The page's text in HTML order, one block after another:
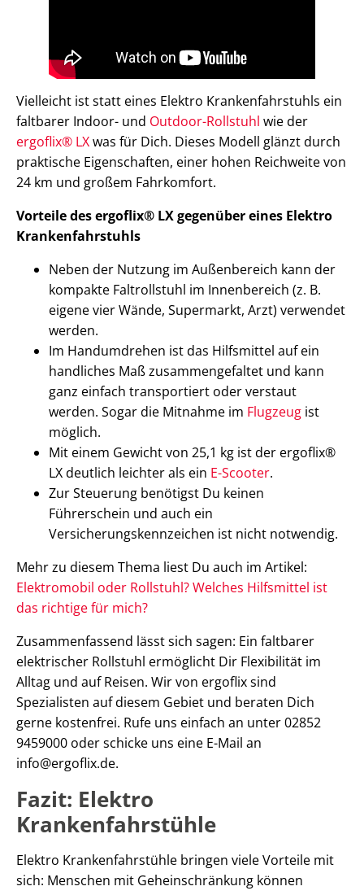
Vielleicht ist statt eines Elektro Krankenfahrstuhls ein
faltbarer Indoor- und Outdoor-Rollstuhl wie der
ergoflix® LXwas für Dich. Dieses Modell glänzt durch
praktische Eigenschaften, einer hohen Reichweite von
24 km und großem Fahrkomfort.
Vorteile des ergoflix® LX gegenüber eines Elektro
Krankenfahrstuhls
Neben der Nutzung im Außenbereich kann der
kompakte Faltrollstuhl im Innenbereich (z. B.
eigene vier Wände, Supermarkt, Arzt) verwendet
werden.
Im Handumdrehen ist das Hilfsmittel auf ein
handliches Maß zusammengefaltet und kann
ganz einfach transportiert oder verstaut
werden. Sogar die Mitnahme im Flugzeug ist
möglich.
Mit einem Gewicht von 25,1 kg ist der ergoflix®
LX deutlich leichter als ein E-Scooter.
Zur Steuerung benötigst Du keinen
Führerschein und auch ein
Versicherungskennzeichen ist nicht notwendig.
Mehr zu diesem Thema liest Du auch im Artikel:
Elektromobil oder Rollstuhl? Welches Hilfsmittel ist
das richtige für mich?
Zusammenfassend lässt sich sagen: Ein faltbarer
elektrischer Rollstuhl ermöglicht Dir Flexibilität im
Alltag und auf Reisen. Wir von ergoflix sind
Spezialisten auf diesem Gebiet und beraten Dich
gerne kostenfrei. Rufe uns einfach an unter 02852
9459000 oder schicke uns eine E-Mail an
info@ergoflix.de.
Fazit: Elektro
Krankenfahrstühle
Elektro Krankenfahrstühle bringen viele Vorteile mit
sich: Menschen mit Geheinschränkung können